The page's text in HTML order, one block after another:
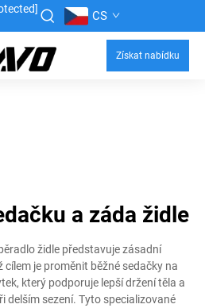
CS
Získat nabídku
a záda židle
židle představuje zásadní
cílem je proměnit běžné sedačky na
který podporuje lepší držení těla a
delším sezení. Tyto specializované